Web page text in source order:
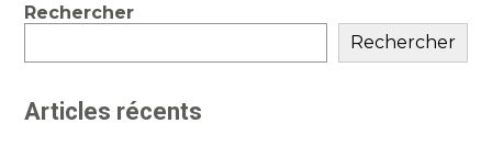
Blog
Rechercher
Rechercher
Articles récents